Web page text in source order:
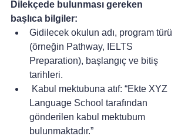
Dilekçede bulunması gereken
başlıca bilgiler:
Gidilecek okulun adı, program türü
(örneğin Pathway, IELTS
Preparation), başlangıç ve bitiş
tarihleri.
Language School tarafından
gönderilen kabul mektubum
bulunmaktadır.”